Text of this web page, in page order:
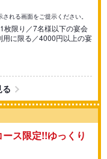
れる画面をご提示ください。
枚限り／7名様以下の宴会
に限る／4000円以上の宴
ース限定!!ゆっくり